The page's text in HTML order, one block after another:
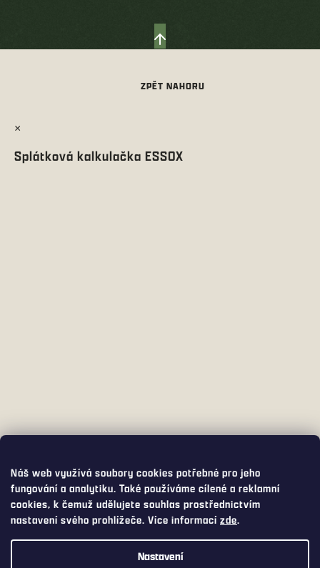
Náš web využívá soubory cookies potřebné pro jeho
fungování a analytiku. Také používáme cílené a reklamní
cookies, k čemuž udělujete souhlas prostřednictvím
nastavení svého prohlížeče. Více informacízde.
Nastavení
×
Splátková kalkulačka ESSOX